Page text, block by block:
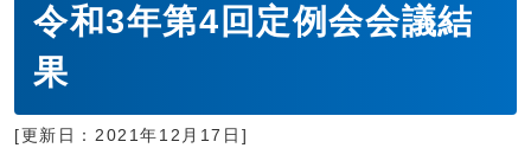
令和3年第4回定例会会議結
果
[更新日： 2021年12月17日 ]